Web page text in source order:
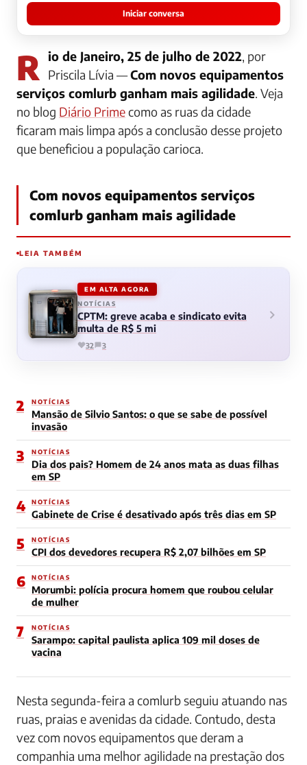
Iniciar conversa
Rio de Janeiro, 25 de julho de 2022, por
Priscila Lívia —Com novos equipamentos
serviços comlurb ganham mais agilidade. Veja
no blog Diário Primecomo as ruas da cidade
ficaram mais limpa após a conclusão desse projeto
que beneficiou a população carioca.
Com novos equipamentos serviços
comlurb ganham mais agilidade
LEIA TAMBÉM
EM ALTA AGORA
NOTÍCIAS
CPTM: greve acaba e sindicato evita
multa de R$ 5 mi
32 3
2 NOTÍCIAS
Mansão de Silvio Santos: o que se sabe de possível
invasão
3 NOTÍCIAS
Dia dos pais? Homem de 24 anos mata as duas filhas
em SP
4 NOTÍCIAS
Gabinete de Crise é desativado após três dias em SP
5 NOTÍCIAS
CPI dos devedores recupera R$ 2,07 bilhões em SP
6 NOTÍCIAS
Morumbi: polícia procura homem que roubou celular
de mulher
7 NOTÍCIAS
Sarampo: capital paulista aplica 109 mil doses de
vacina
Nesta segunda-feira a comlurb seguiu atuando nas
ruas, praias e avenidas da cidade. Contudo, desta
vez com novos equipamentos que deram a
companhia uma melhor agilidade na prestação dos